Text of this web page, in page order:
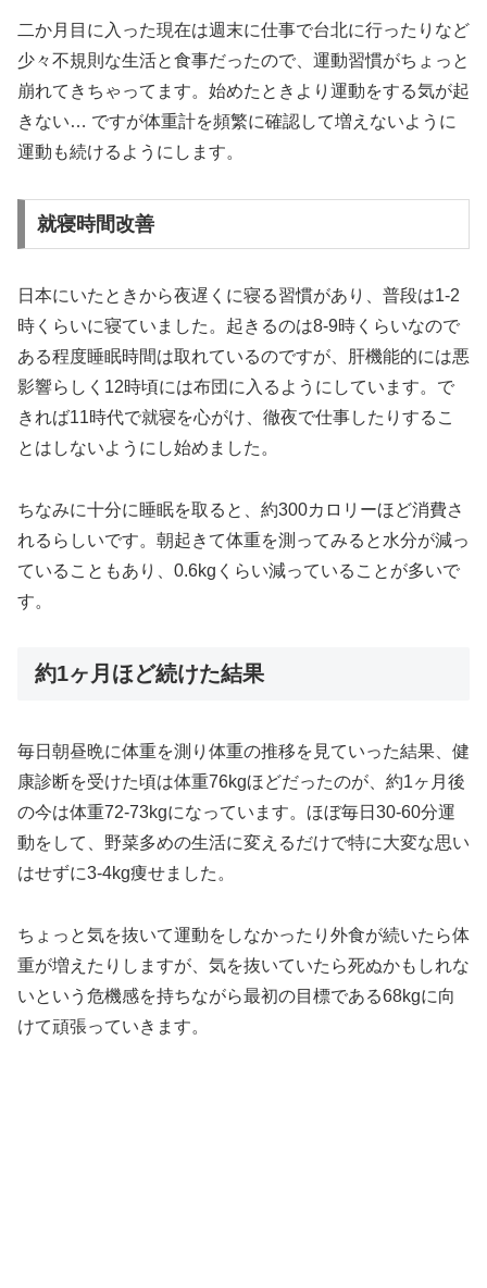
二か月目に入った現在は週末に仕事で台北に行ったりなど
少々不規則な生活と食事だったので、運動習慣がちょっと
崩れてきちゃってます。始めたときより運動をする気が起
きない… ですが体重計を頻繁に確認して増えないように
運動も続けるようにします。
就寝時間改善
日本にいたときから夜遅くに寝る習慣があり、普段は1-2
時くらいに寝ていました。起きるのは8-9時くらいなので
ある程度睡眠時間は取れているのですが、肝機能的には悪
影響らしく12時頃には布団に入るようにしています。で
きれば11時代で就寝を心がけ、徹夜で仕事したりするこ
とはしないようにし始めました。
ちなみに十分に睡眠を取ると、約300カロリーほど消費さ
れるらしいです。朝起きて体重を測ってみると水分が減っ
ていることもあり、0.6kgくらい減っていることが多いで
す。
約1ヶ月ほど続けた結果
毎日朝昼晩に体重を測り体重の推移を見ていった結果、健
康診断を受けた頃は体重76kgほどだったのが、約1ヶ月後
の今は体重72-73kgになっています。ほぼ毎日30-60分運
動をして、野菜多めの生活に変えるだけで特に大変な思い
はせずに3-4kg痩せました。
ちょっと気を抜いて運動をしなかったり外食が続いたら体
重が増えたりしますが、気を抜いていたら死ぬかもしれな
いという危機感を持ちながら最初の目標である68kgに向
けて頑張っていきます。